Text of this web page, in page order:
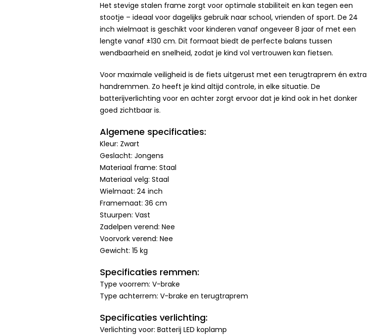
Het stevige stalen frame zorgt voor optimale stabiliteit en kan tegen een
stootje – ideaal voor dagelijks gebruik naar school, vrienden of sport. De 24
inch wielmaat is geschikt voor kinderen vanaf ongeveer 8 jaar of met een
lengte vanaf ±130 cm. Dit formaat biedt de perfecte balans tussen
wendbaarheid en snelheid, zodat je kind vol vertrouwen kan fietsen.
Voor maximale veiligheid is de fiets uitgerust met een terugtraprem én extra
handremmen. Zo heeft je kind altijd controle, in elke situatie. De
batterijverlichting voor en achter zorgt ervoor dat je kind ook in het donker
goed zichtbaar is.
Algemene specificaties:
Kleur: Zwart
Geslacht: Jongens
Materiaal frame: Staal
Materiaal velg: Staal
Wielmaat: 24 inch
Framemaat: 36 cm
Stuurpen: Vast
Zadelpen verend: Nee
Voorvork verend: Nee
Gewicht: 15 kg
Specificaties remmen:
Type voorrem: V-brake
Type achterrem: V-brake en terugtraprem
Specificaties verlichting:
Verlichting voor: Batterij LED koplamp